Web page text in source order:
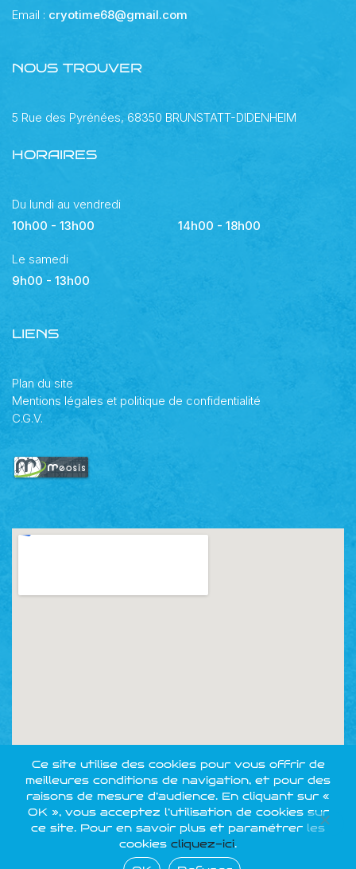
Email : cryotime68@gmail.com
NOUS TROUVER
5 Rue des Pyrénées, 68350 BRUNSTATT-DIDENHEIM
HORAIRES
Du lundi au vendredi
10h00 - 13h00
14h00 - 18h00
Le samedi
9h00 - 13h00
LIENS
Plan du site
Mentions légales et politique de confidentialité
C.G.V.
Ce site utilise des cookies pour vous offrir de
meilleures conditions de navigation, et pour des
raisons de mesure d’audience. En cliquant sur «
OK », vous acceptez l’utilisation de cookies sur
ce site. Pour en savoir plus et paramétrer les
cookies cliquez-ici.